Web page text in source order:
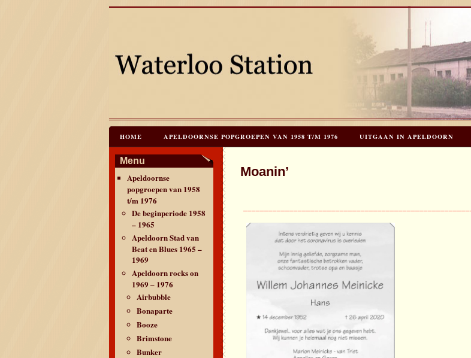
HOME APELDOORNSE POPGROEPEN VAN 1958 T/M 1976 UITGAAN IN APELDOORN
JAREN 60 FESTIVALS & REÜNIES
CONTACT & VERANTWOORDING LINKS
Menu
Apeldoornse
popgroepen van 1958
t/m 1976
De beginperiode 1958
– 1965
Apeldoorn Stad van
Beat en Blues 1965 –
1969
Apeldoorn rocks on
1969 – 1976
Airbubble
Bonaparte
Booze
Brimstone
Bunker
Moanin’